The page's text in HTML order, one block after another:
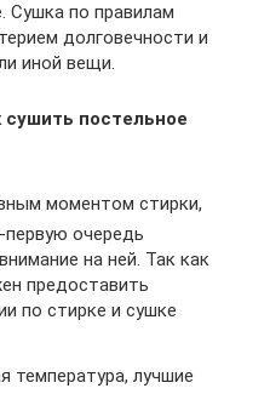
Сушка по правилам
долговечности и
иной вещи.
сушить постельное
моментом стирки,
первую очередь
на ней. Так как
предоставить
по стирке и сушке
температура, лучшие